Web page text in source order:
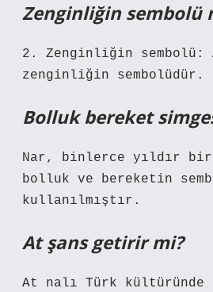
Zenginliğin sembolü
2. Zenginliğin sembolü:
zenginliğin sembolüdür.
Bolluk bereket
Nar, binlerce yıldır
bolluk ve bereketin
kullanılmıştır.
At şans getirir mi?
At nalı Türk